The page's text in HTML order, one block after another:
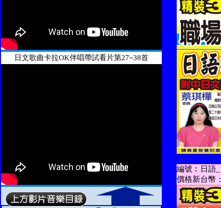
日文歌曲卡拉OK伴唱帶試看片第27~38首
編號︰日語
價格新台幣